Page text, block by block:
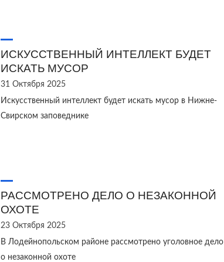
ИСКУССТВЕННЫЙ ИНТЕЛЛЕКТ БУДЕТ
ИСКАТЬ МУСОР
31 Октября 2025
Искусственный интеллект будет искать мусор в Нижне-
Свирском заповеднике
РАССМОТРЕНО ДЕЛО О НЕЗАКОННОЙ
ОХОТЕ
23 Октября 2025
В Лодейнопольском районе рассмотрено уголовное дело
о незаконной охоте